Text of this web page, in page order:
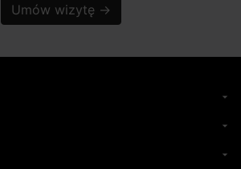
Umów wizytę →
arrow_drop_down
arrow_drop_down
arrow_drop_down